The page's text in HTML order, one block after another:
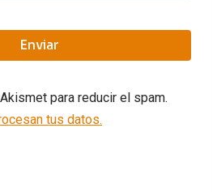
para reducir el spam.
tus datos.